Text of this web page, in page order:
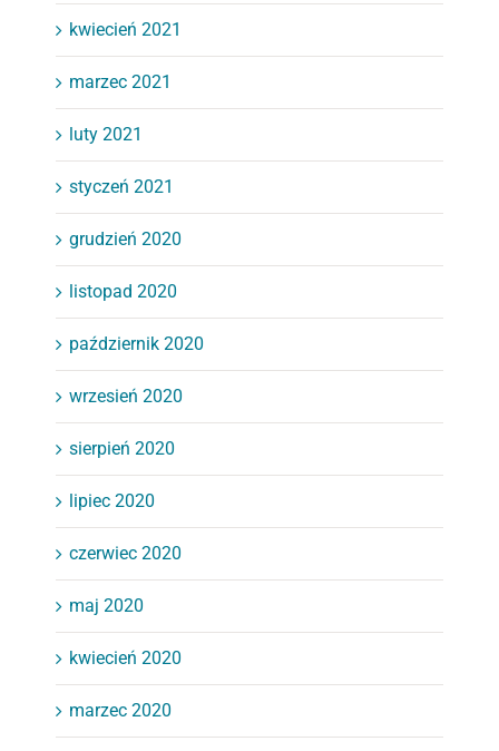
kwiecień 2021
marzec 2021
luty 2021
styczeń 2021
grudzień 2020
listopad 2020
październik 2020
wrzesień 2020
sierpień 2020
lipiec 2020
czerwiec 2020
maj 2020
kwiecień 2020
marzec 2020